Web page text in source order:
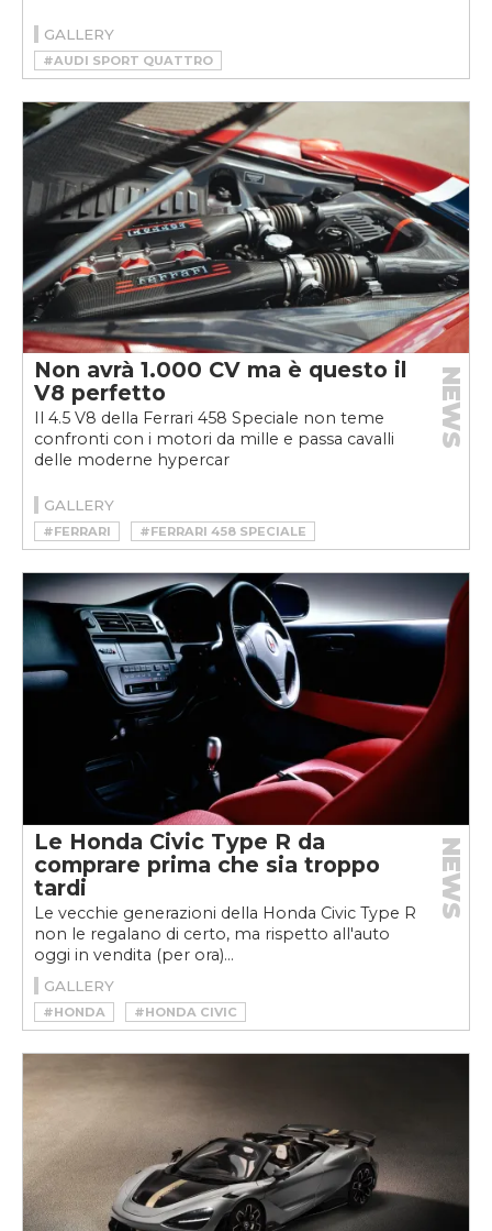
GALLERY
#AUDI SPORT QUATTRO
#HSR MANUFAKTUR
#RESTOMOD
Non avrà 1.000 CV ma è questo il
V8 perfetto
Il 4.5 V8 della Ferrari 458 Speciale non teme
confronti con i motori da mille e passa cavalli
delle moderne hypercar
NEWS
GALLERY
#FERRARI #FERRARI 458 SPECIALE
Le Honda Civic Type R da
comprare prima che sia troppo
tardi
Le vecchie generazioni della Honda Civic Type R
non le regalano di certo, ma rispetto all'auto
oggi in vendita (per ora)...
NEWS
GALLERY
#HONDA
#HONDA CIVIC
#HONDA CIVIC TYPE R